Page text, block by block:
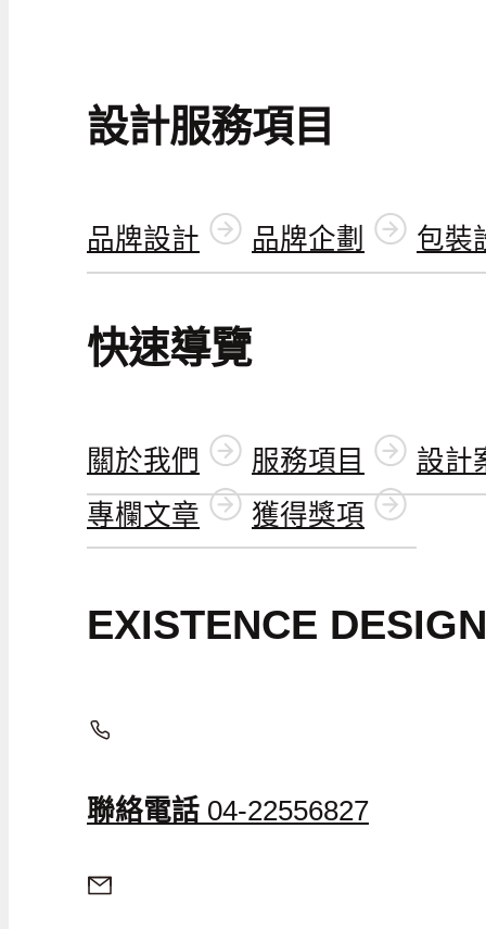
設計服務項目
品牌設計 品牌企劃 包裝
快速導覽
關於我們 服務項目
設計
專欄文章
獲得獎項
EXISTENCE
聯絡電話 04-22556827